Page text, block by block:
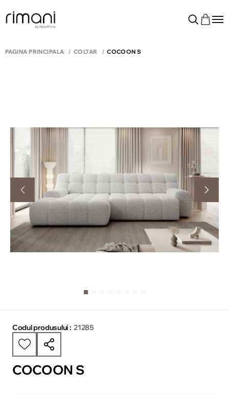
PAGINA PRINCIPALĂ COLTAR COCOON S
Codul produsului : 21285
COCOON S